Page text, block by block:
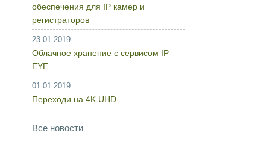
обеспечения для IP камер и
регистраторов
23.01.2019
Облачное хранение с сервисом IP
EYE
01.01.2019
Переходи на 4K UHD
Все новости